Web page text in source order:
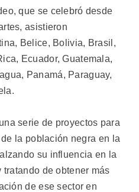
que se celebró desde
asistieron
Belice, Bolivia, Brasil,
Ecuador, Guatemala,
Panamá, Paraguay,
serie de proyectos para
la población negra en la
su influencia en la
de obtener más
de ese sector en